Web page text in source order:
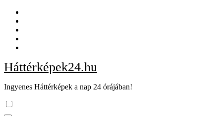
Skip
content
Háttérképek24.hu
Ingyenes Háttérképek a nap 24 órájában!